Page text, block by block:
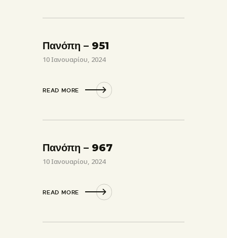
Πανόπη – 951
10 Ιανουαρίου, 2024
READ MORE
Πανόπη – 967
10 Ιανουαρίου, 2024
READ MORE